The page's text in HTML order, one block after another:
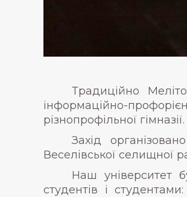
Традиційно
інформаційно-
різнопрофільної гімназії.
Захід
Веселівської селищної
Наш університет
студентів і